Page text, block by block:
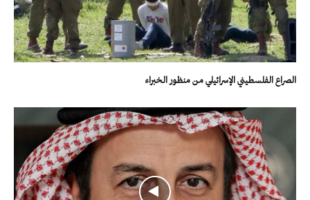
الصراع الفلسطيني الإسرائيلي من منظور الخبراء